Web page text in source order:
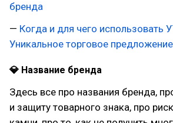
бренда
— Когда и для чего использовать
Уникальное торговое предложение
💎 Название бренда
Здесь все про названия бренда,
и защиту товарного знака, про